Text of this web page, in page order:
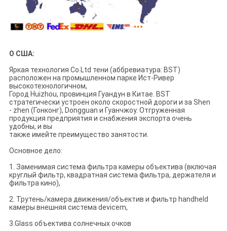
О США:
Яркая технология Co.Ltd тени (аббревиатура: BST)
расположен на промышленном парке Ист-Ривер
высокотехнологичном,
Город Huizhou, провинция Гуандун в Китае. BST
стратегически устроен около скоростной дороги и за Shen
- zhen (Гонконг), Dongguan и Гуанчжоу. Отгруженная
продукция предприятия и снабжения экспорта очень
удобны, и вы
также имейте преимущество занятости.
Основное дело:
1. Заменимая система фильтра камеры объектива (включая
круглый фильтр, квадратная система фильтра, держателя и
фильтра кино),
2. Трутень/камера движения/объектив и фильтр handheld
камеры внешняя система devicem,
3.Glass объектива солнечных очков